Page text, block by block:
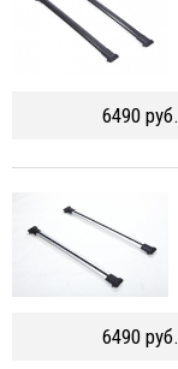
6490 руб.
6490 руб.